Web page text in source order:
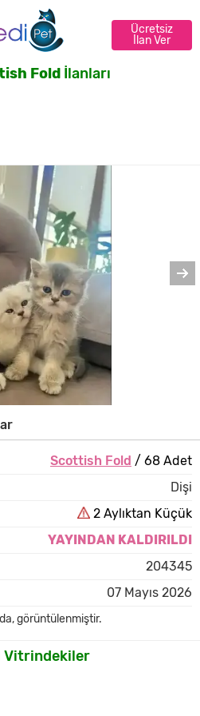
Ücretsiz
İlan Ver
Fold İlanları
Scottish Fold / 68 Adet
Dişi
2 Aylıktan Küçük
YAYINDAN KALDIRILDI
204345
07 Mayıs 2026
,görüntülenmiştir.
Vitrindekiler